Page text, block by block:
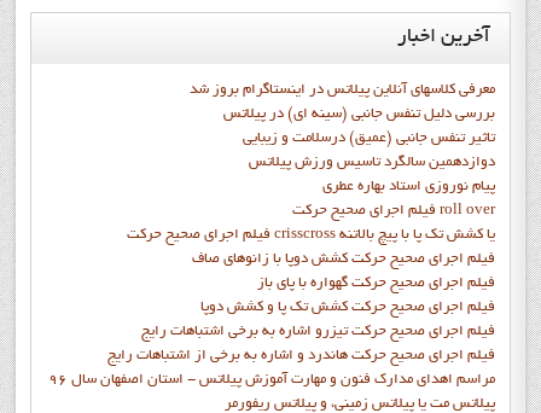
آخرین اخبار
معرفی کلاسهای آنلاین پیلاتس در اینستاگرام بروز شد
بررسی دلیل تنفس جانبی (سینه ای) در پیلاتس
تاثیر تنفس جانبی (عمیق) درسلامت و زیبایی
دوازدهمين سالگرد تاسيس ورزش پيلاتس
پيام نوروزي استاد بهاره عطري
فيلم اجراي صحيح حرکت roll over
فيلم اجراي صحيح حركت crisscross يا كشش تك پا با پيچ بالاتنه
فيلم اجراي صحيح حرکت كشش دوپا با زانوهاي صاف
فيلم اجراي صحيح حرکت گهواره با پاي باز
فيلم اجراي صحيح حرکت کشش تک پا و کشش دوپا
فيلم اجراي صحيح حرکت تيزرو اشاره به برخي اشتباهات رايج
فيلم اجراي صحيح حرکت هاندرد و اشاره به برخي از اشتباهات رايج
مراسم اهدای مدارک فنون و مهارت آموزش پیلاتس - استان اصفهان سال 96
پیلاتس مت یا پیلاتس زمینی، و پیلاتس ریفورمر